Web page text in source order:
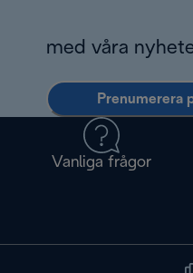
med våra
Prenumerera
Vanliga frågor